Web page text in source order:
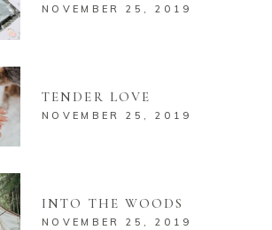
NOVEMBER 25, 2019
TENDER LOVE
NOVEMBER 25, 2019
INTO THE WOODS
NOVEMBER 25, 2019